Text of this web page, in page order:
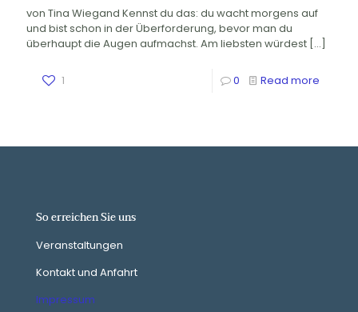
von Tina Wiegand Kennst du das: du wacht morgens auf
und bist schon in der Überforderung, bevor man du
überhaupt die Augen aufmachst. Am liebsten würdest […]
1 0 Read more
So erreichen Sie uns
Veranstaltungen
Kontakt und Anfahrt
Impressum